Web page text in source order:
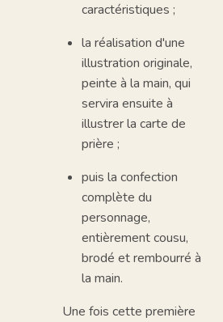
caractéristiques ;
la réalisation d'une
illustration originale,
peinte à la main, qui
servira ensuite à
illustrer la carte de
prière ;
puis la confection
complète du
personnage,
entièrement cousu,
brodé et rembourré à
la main.
Une fois cette première